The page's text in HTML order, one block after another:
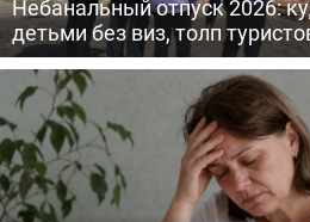
Небанальный отпуск 2026:
детьми без виз, толп